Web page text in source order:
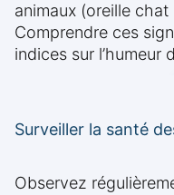
animaux (oreille
Comprendre ces
indices sur l’humeur
Surveiller la santé
Observez